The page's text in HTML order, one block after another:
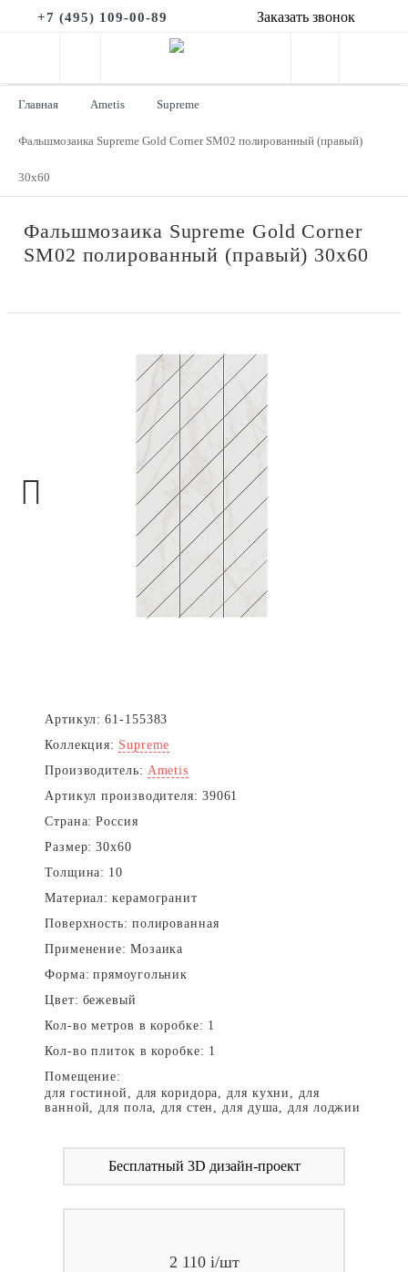
+7 (495) 109-00-89 Заказать звонок
Главная Ametis Supreme
Фальшмозаика Supreme Gold Corner SM02 полированный (правый)
30x60
Фальшмозаика Supreme Gold Corner
SM02 полированный (правый) 30x60
Артикул: 61-155383
Коллекция: Supreme
Производитель: Ametis
Артикул производителя: 39061
Страна: Россия
Размер: 30x60
Толщина: 10
Материал: керамогранит
Поверхность: полированная
Применение: Мозаика
Форма: прямоугольник
Цвет: бежевый
Кол-во метров в коробке: 1
Кол-во плиток в коробке: 1
Помещение:
для гостиной, для коридора, для кухни, для
ванной, для пола, для стен, для душа, для лоджии
Бесплатный 3D дизайн-проект
2 110 i/шт